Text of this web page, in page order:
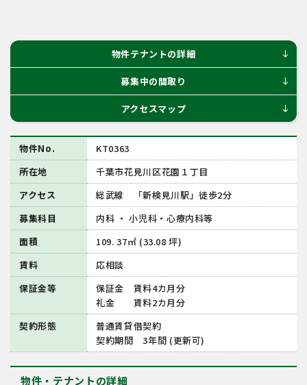
物件テナントの詳細 south
募集中の間取り south
アクセスマップ south
物件No.
KT0363
所在地
千葉市花見川区花園１丁目
アクセス
総武線 「新検見川駅」徒歩2分
募集科目
内科 ・ 小児科・心療内科等
面積
109. 37㎡ (33.08 坪)
賃料
応相談
保証金等
保証金 賃料4カ月分
礼金 賃料2カ月分
契約形態
普通賃貸借契約
契約期間 3年間 (更新可)
物件・テナントの詳細